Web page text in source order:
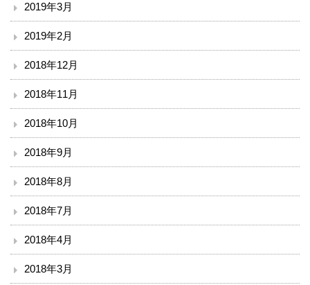
2019年3月
2019年2月
2018年12月
2018年11月
2018年10月
2018年9月
2018年8月
2018年7月
2018年4月
2018年3月